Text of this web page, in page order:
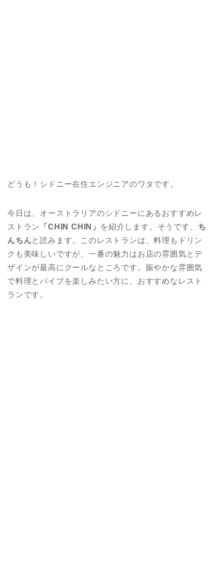
どうも！シドニー在住エンジニアのワタです。
今日は、オーストラリアのシドニーにあるおすすめレ
ストラン
「CHIN CHIN」 を紹介します。そうです、 ち
んちんと読みます。このレストランは、料理もドリン
クも美味しいですが、一番の魅力はお店の雰囲気とデ
ザインが最高にクールなところです。賑やかな雰囲気
で料理とバイブを楽しみたい方に、おすすめなレスト
ランです。